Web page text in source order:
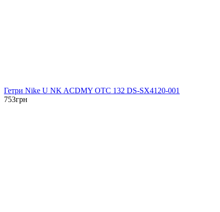
Гетри Nike U NK ACDMY OTC 132 DS-SX4120-001
753грн